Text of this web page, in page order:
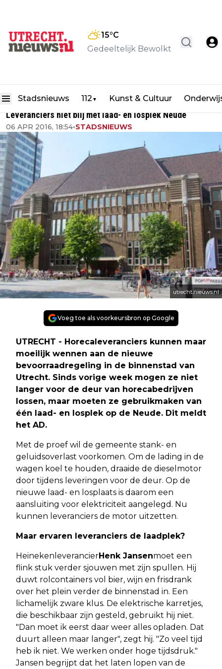
15°C
Gedeeltelijk Bewolkt
Stadsnieuws 112 ▼ Kunst & Cultuur
Leveranciers niet blij met laad- en losplek Neude
06 APR 2016, 18:54•STADSNIEUWS
utrecht.nieuws.nl
Voeg toe als voorkeursbron op Google
UTRECHT - Horecaleveranciers kunnen maar
moeilijk wennen aan de nieuwe
bevoorraadregeling in de binnenstad van
Utrecht. Sinds vorige week mogen ze niet
langer voor de deur van horecabedrijven
lossen, maar moeten ze gebruikmaken van
één laad- en losplek op de Neude. Dit meldt
het AD.
Met de proef wil de gemeente stank- en
geluidsoverlast voorkomen. Om de lading in de
wagen koel te houden, draaide de dieselmotor
door tijdens leveringen voor de deur. Op de
nieuwe laad- en losplaats is daarom een
aansluiting voor elektriciteit aangelegd. Nu
kunnen leveranciers de motor uitzetten.
Maar ervaren leveranciers de laadplek?
HeinekenleverancierHenk Jansenmoet een
flink stuk verder sjouwen met zijn spullen. Hij
duwt rolcontainers vol bier, wijn en frisdrank
over het plein verder de binnenstad in. Een
lichamelijk zware klus. De elektrische karretjes,
die beschikbaar zijn gesteld, gebruikt hij niet.
"Dan moet ik eerst daar weer alles opladen. Dat
duurt alleen maar langer", zegt hij. "Zo veel tijd
heb ik niet. We werken onder hoge tijdsdruk."
Jansen begrijpt dat het laten lopen van de